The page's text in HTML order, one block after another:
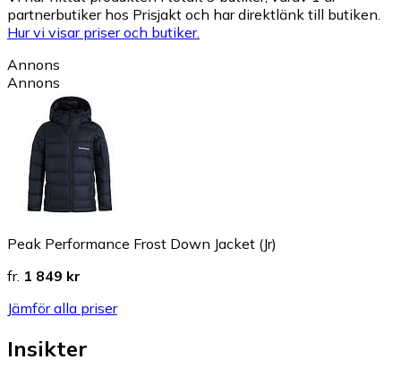
partnerbutiker hos Prisjakt och har direktlänk till butiken.
Hur vi visar priser och butiker.
Annons
Annons
Peak Performance Frost Down Jacket (Jr)
fr. 1 849 kr
Jämför alla priser
Insikter